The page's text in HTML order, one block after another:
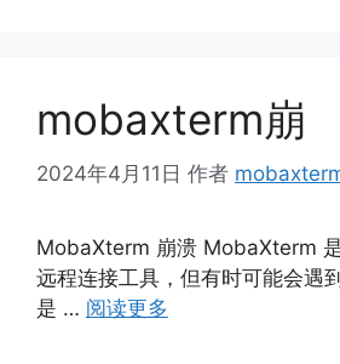
mobaxterm崩
2024年4月11日 作者
MobaXterm 崩溃 MobaXterm
远程连接工具，但有时可能会遇
是 … 阅读更多